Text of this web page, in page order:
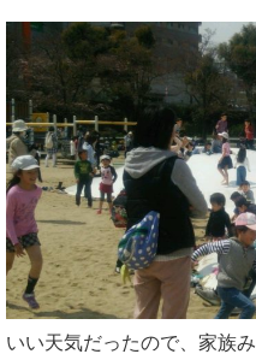
いい天気だったので、家族